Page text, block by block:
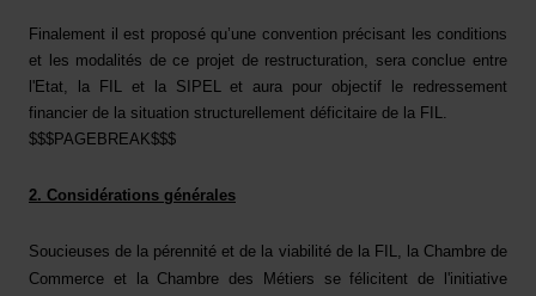
Finalement il est proposé qu’une convention précisant les conditions
et les modalités de ce projet de restructuration, sera conclue entre
l'Etat, la FIL et la SIPEL et aura pour objectif le redressement
financier de la situation structurellement déficitaire de la FIL.
$$$PAGEBREAK$$$
2. Considérations générales
Soucieuses de la pérennité et de la viabilité de la FIL, la Chambre de
Commerce et la Chambre des Métiers se félicitent de l'initiative